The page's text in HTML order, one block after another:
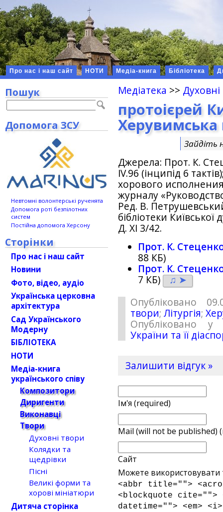
Про нас і наш сайт НОТИ Медіа-книга Бібліотека
Медіатека >>
протоієрей
Херувимська
Зайдіть
Джерела: Прот. К.
IV.96 (iнципiд 6
хорового
журналу
Ред. В.
бiблiотеки Київської
Д. ХI 3/42.
Прот. К.
88 КБ)
Прот. К.
7 КБ) ♫ ➤
Опубліковано
твори;Літургія;
Опубліковано у
України та її
Залишити відгук »
Ім'я (required)
Mail (will not be published)
Сайт
Можете використовувати
<abbr title="">
<blockquote cite="">
datetime=""> <em>
Пошук
Допомога ЗСУ
Невтомні волонтерські рученята
Допомога роті безпілотних
систем
Постійна допомога Херсону
Сторінки
Про нас і наш сайт
Новини
Фото, відео, аудіо
Українська церковна
архітектура
Сад Українського
Модерну
БІБЛІОТЕКА
НОТИ
Медіа-книга
українського співу
Композитори
Диригенти
Виконавці
Твори
Духовні твори
Колядки та
щедрівки
Пісні
Великі форми та
хорові мініатюри
Дитяча сторінка